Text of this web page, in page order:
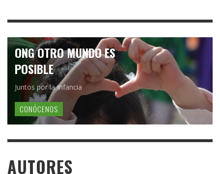
ONG OTRO MUNDO ES
POSIBLE
Juntos por la Infancia
CONÓCENOS
AUTORES